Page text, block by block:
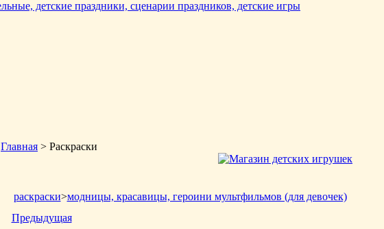
Главная > Раскраски
раскраски>модницы, красавицы, героини мультфильмов (для девочек)
Предыдущая